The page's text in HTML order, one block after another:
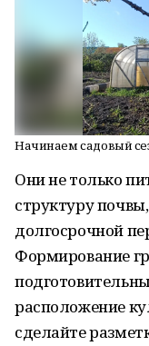
Начинаем садовый
Они не только
структуру
долгосрочной
Формирование
расположение
сделайте